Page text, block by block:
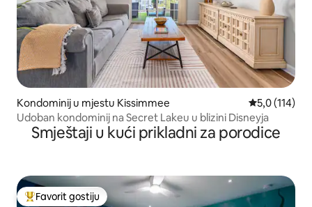
Kondominij u mjestu Kissimmee Prosječna
5,0 (114)
Udoban kondominij na Secret Lakeu u blizini Disneyja
Smještaji u kući prikladni za porodice
Glavni favorit gostiju
Favorit gostiju